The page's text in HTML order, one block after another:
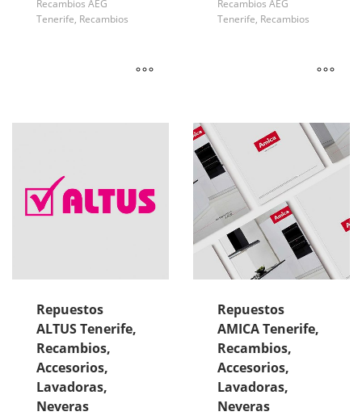
Recambios AEG
Tenerife, Recambios
Recambios AEG
Tenerife, Recambios
Repuestos
ALTUS Tenerife,
Recambios,
Accesorios,
Lavadoras,
Neveras
Repuestos
AMICA Tenerife,
Recambios,
Accesorios,
Lavadoras,
Neveras